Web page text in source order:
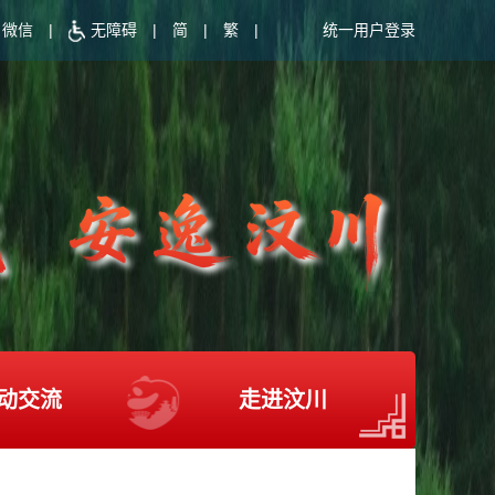
微信 | 无障碍 | 简 | 繁 | 统一用户登录
交流 走进汶川